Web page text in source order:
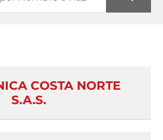
COSTA NORTE
S.A.S.